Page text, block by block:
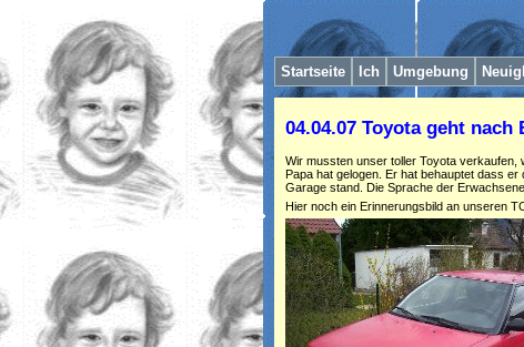
Startseite Ich Umgebung
04.04.07 Toyota geht nach
Wir mussten unser toller Toyota verkaufen,
Papa hat gelogen. Er hat behauptet dass
Garage stand. Die Sprache der
Hier noch ein Erinnerungsbild an unseren